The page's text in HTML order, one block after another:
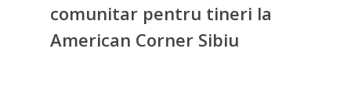
comunitar pentru tineri la
American Corner Sibiu